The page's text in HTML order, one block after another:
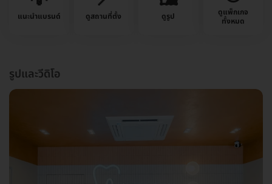
แนะนำแบรนด์ ดูสถานที่ตั้ง ดูรูป
ดูแพ็กเกจ
ทั้งหมด
รูปและวีดิโอ